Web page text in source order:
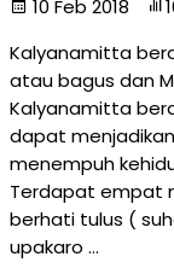
10 Feb 2018
Kalyanamitta
atau bagus dan
Kalyanamitta
dapat
menempuh
Terdapat empat
berhati tulus (
upakaro …